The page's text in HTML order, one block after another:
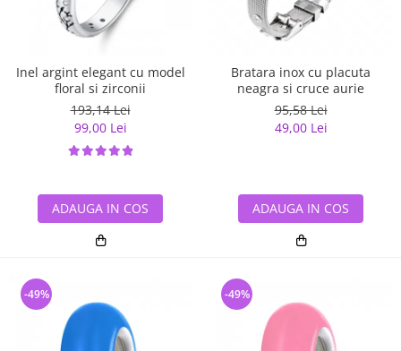
Inel argint elegant cu model
floral si zirconii
193,14 Lei
99,00 Lei
ADAUGA IN COS
Bratara inox cu placuta
neagra si cruce aurie
95,58 Lei
49,00 Lei
ADAUGA IN COS
-49% -49%